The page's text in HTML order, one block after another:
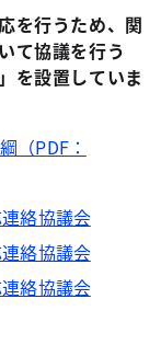
を行うため、関
て協議を行う
を設置していま
（PDF：
絡協議会
絡協議会
絡協議会